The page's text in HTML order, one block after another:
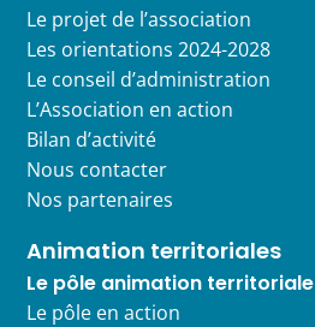
Le projet de l’association
Les orientations 2024-2028
Le conseil d’administration
L’Association en action
Bilan d’activité
Nous contacter
Nos partenaires
Animation territoriales
Le pôle animation territoriale
Le pôle en action